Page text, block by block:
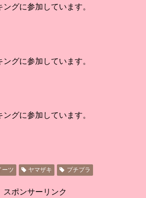
グに参加しています。
グに参加しています。
グに参加しています。
ーツ ヤマザキ プチプラ
スポンサーリンク